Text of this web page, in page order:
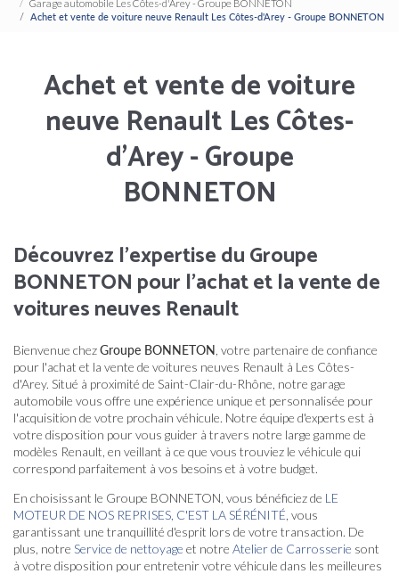
Garage automobile Les Côtes-d'Arey - Groupe BONNETON
Achet et vente de voiture neuve Renault Les Côtes-d'Arey - Groupe BONNETON
Achet et vente de voiture
neuve Renault Les Côtes-
d'Arey - Groupe
BONNETON
Découvrez l'expertise du Groupe
BONNETON pour l'achat et la vente de
voitures neuves Renault
Bienvenue chezGroupe BONNETON , votre partenaire de confiance
pour l'achat et la vente de voitures neuves Renault à Les Côtes-
d'Arey. Situé à proximité de Saint-Clair-du-Rhône, notre garage
automobile vous offre une expérience unique et personnalisée pour
l'acquisition de votre prochain véhicule. Notre équipe d'experts est à
votre disposition pour vous guider à travers notre large gamme de
modèles Renault, en veillant à ce que vous trouviez le véhicule qui
correspond parfaitement à vos besoins et à votre budget.
En choisissant le Groupe BONNETON, vous bénéficiez de LE
MOTEUR DE NOS REPRISES, C'EST LA SÉRÉNITÉ , vous
garantissant une tranquillité d'esprit lors de votre transaction. De
plus, notre Service de nettoyage et notre Atelier de Carrosserie sont
à votre disposition pour entretenir votre véhicule dans les meilleures